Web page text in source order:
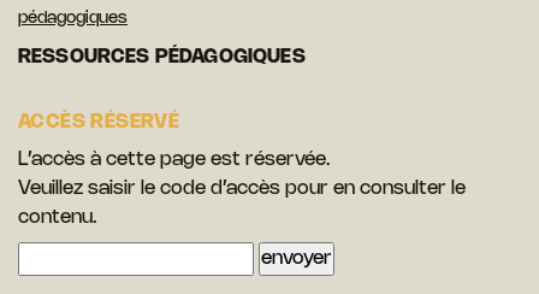
pédagogiques
RESSOURCES PÉDAGOGIQUES
ACCÈS RÉSERVÉ
L’accès à cette page est réservée.
Veuillez saisir le code d’accès pour en consulter le
contenu.